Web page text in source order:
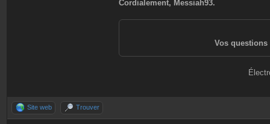
Cordialement, Messiah93.
Vos questions
Site web Trouver